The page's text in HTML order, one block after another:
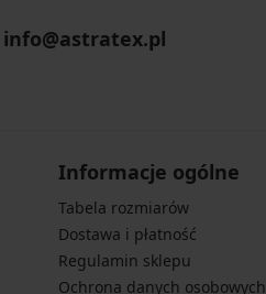
info@astratex.pl
Informacje ogólne
Tabela rozmiarów
Dostawa i płatność
Regulamin sklepu
Ochrona danych osobowych